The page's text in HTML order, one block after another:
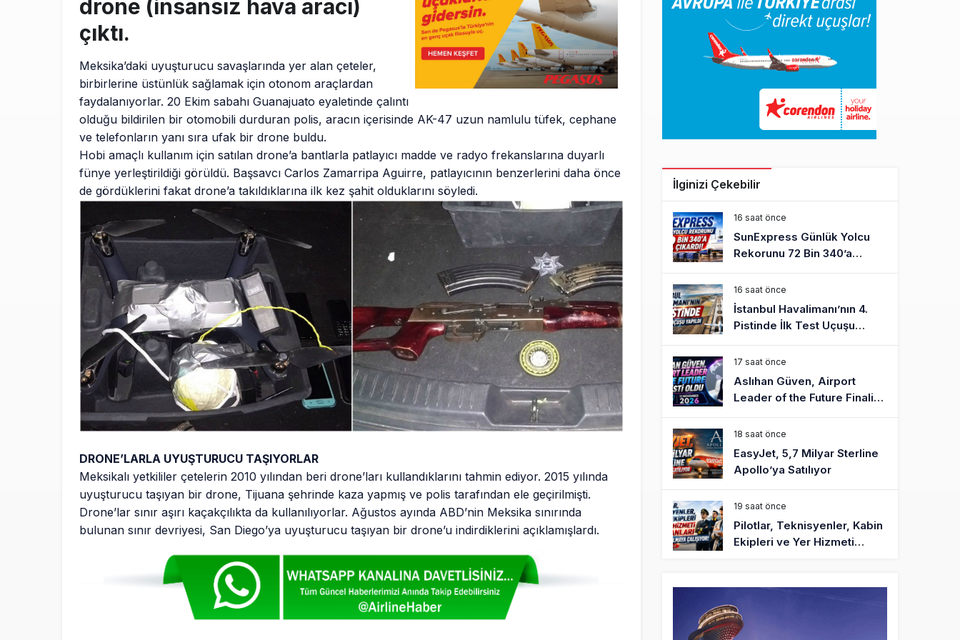
drone (insansız hava aracı)
çıktı.
Meksika’daki uyuşturucu savaşlarında yer alan çeteler,
birbirlerine üstünlük sağlamak için otonom araçlardan
faydalanıyorlar. 20 Ekim sabahı Guanajuato eyaletinde çalıntı
olduğu bildirilen bir otomobili durduran polis, aracın içerisinde AK-47 uzun namlulu tüfek, cephane
ve telefonların yanı sıra ufak bir drone buldu.
Hobi amaçlı kullanım için satılan drone’a bantlarla patlayıcı madde ve radyo frekanslarına duyarlı
fünye yerleştirildiği görüldü. Başsavcı Carlos Zamarripa Aguirre, patlayıcının benzerlerini daha önce
de gördüklerini fakat drone’a takıldıklarına ilk kez şahit olduklarını söyledi.
DRONE’LARLA UYUŞTURUCU TAŞIYORLAR
Meksikalı yetkililer çetelerin 2010 yılından beri drone’ları kullandıklarını tahmin ediyor. 2015 yılında
uyuşturucu taşıyan bir drone, Tijuana şehrinde kaza yapmış ve polis tarafından ele geçirilmişti.
Drone’lar sınır aşırı kaçakçılıkta da kullanılıyorlar. Ağustos ayında ABD’nin Meksika sınırında
bulunan sınır devriyesi, San Diego’ya uyuşturucu taşıyan bir drone’u indirdiklerini açıklamışlardı.
İlginizi Çekebilir
16 saat önce
SunExpress Günlük Yolcu
Rekorunu 72 Bin 340’a
Çıkardı
16 saat önce
İstanbul Havalimanı’nın 4.
Pistinde İlk Test Uçuşu
Yapıldı
17 saat önce
Aslıhan Güven, Airport
Leader of the Future Finalisti
Oldu
18 saat önce
EasyJet, 5,7 Milyar Sterline
Apollo’ya Satılıyor
19 saat önce
Pilotlar, Teknisyenler, Kabin
Ekipleri ve Yer Hizmeti
BookingAgora’dan Dubai’ye
iki FAM Trip